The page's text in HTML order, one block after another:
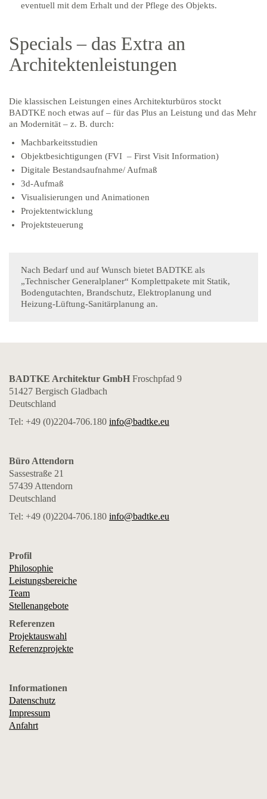
eventuell mit dem Erhalt und der Pflege des Objekts.
Specials – das Extra an
Architektenleistungen
Die klassischen Leistungen eines Architekturbüros stockt
BADTKE noch etwas auf – für das Plus an Leistung und das Mehr
an Modernität – z. B. durch:
Machbarkeitsstudien
Objektbesichtigungen (FVI – First Visit Information)
Digitale Bestandsaufnahme/ Aufmaß
3d-Aufmaß
Visualisierungen und Animationen
Projektentwicklung
Projektsteuerung
Nach Bedarf und auf Wunsch bietet BADTKE als
„Technischer Generalplaner“ Komplettpakete mit Statik,
Bodengutachten, Brandschutz, Elektroplanung und
Heizung-Lüftung-Sanitärplanung an.
BADTKE Architektur GmbH Froschpfad 9
51427 Bergisch Gladbach
Deutschland
Tel: +49 (0)2204-706.180 info@badtke.eu
Büro Attendorn
Sassestraße 21
57439 Attendorn
Deutschland
Tel: +49 (0)2204-706.180 info@badtke.eu
Profil
Philosophie
Leistungsbereiche
Team
Stellenangebote
Referenzen
Projektauswahl
Referenzprojekte
Informationen
Datenschutz
Impressum
Anfahrt